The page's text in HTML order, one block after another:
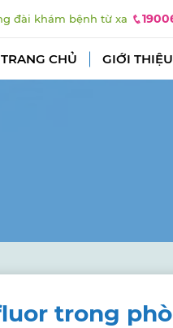
đài khám bệnh từ xa
TRANG CHỦ GIỚI THIỆU
trong